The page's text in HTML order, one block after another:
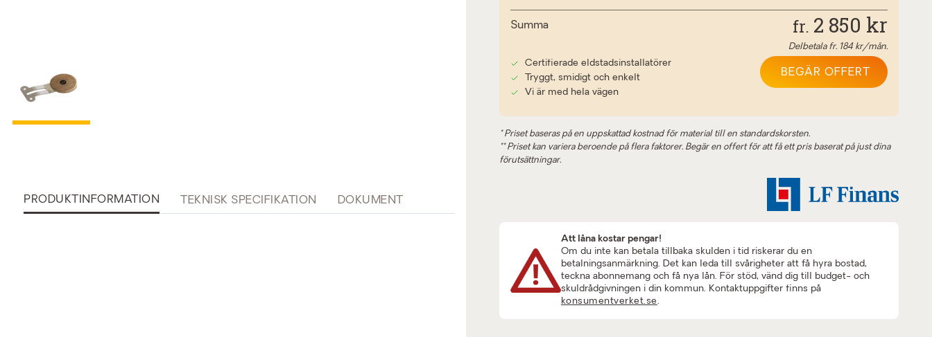
PRODUKTINFORMATION TEKNISK SPECIFIKATION DOKUMENT
Summa fr. 2 850 kr
Delbetala fr. 184 kr/mån.
Certifierade eldstadsinstallatörer
Tryggt, smidigt och enkelt
Vi är med hela vägen
BEGÄR OFFERT
* Priset baseras på en uppskattad kostnad för material till en standardskorsten.
** Priset kan variera beroende på flera faktorer. Begär en offert för att få ett pris baserat på just dina
förutsättningar.
Att låna kostar pengar!
Om du inte kan betala tillbaka skulden i tid riskerar du en
betalningsanmärkning. Det kan leda till svårigheter att få hyra bostad,
teckna abonnemang och få nya lån. För stöd, vänd dig till budget- och
skuldrådgivningen i din kommun. Kontaktuppgifter finns på
konsumentverket.se.